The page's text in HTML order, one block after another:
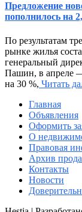
Предложение
пополнилось на
По результатам
рынке жилья
генеральный
Пашин, в апреле
на 30 %, Читать
Главная
Объявления
Оформить
О
Правовая
Архив
Контакты
Новости